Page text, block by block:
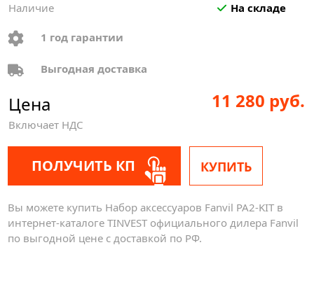
Наличие На складе
1 год гарантии
Выгодная доставка
Цена
Включает НДС
11 280 руб.
ПОЛУЧИТЬ КП КУПИТЬ
Вы можете купить Набор аксессуаров Fanvil PA2-KIT в
интернет-каталоге TINVEST официального дилера Fanvil
по выгодной цене с доставкой по РФ.